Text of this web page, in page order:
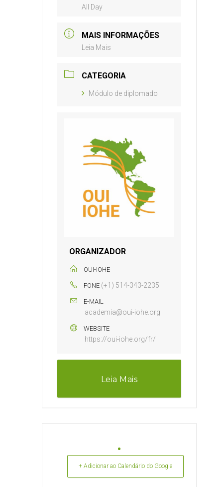
All Day
MAIS INFORMAÇÕES
Leia Mais
CATEGORIA
Módulo de diplomado
ORGANIZADOR
OUI-IOHE
FONE (+1) 514-343-2235
E-MAIL
academia@oui-iohe.org
WEBSITE
https://oui-iohe.org/fr/
Leia Mais
+ Adicionar ao Calendário do Google